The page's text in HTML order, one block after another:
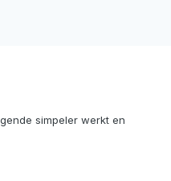
simpeler werkt en